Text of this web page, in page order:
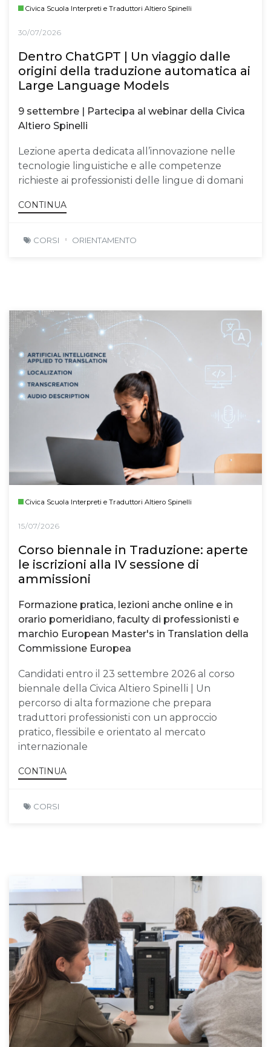
Civica Scuola Interpreti e Traduttori Altiero Spinelli
30/07/2026
Dentro ChatGPT | Un viaggio dalle
origini della traduzione automatica ai
Large Language Models
9 settembre | Partecipa al webinar della Civica
Altiero Spinelli
Lezione aperta dedicata all’innovazione nelle
tecnologie linguistiche e alle competenze
richieste ai professionisti delle lingue di domani
CONTINUA
CORSI ORIENTAMENTO
Civica Scuola Interpreti e Traduttori Altiero Spinelli
15/07/2026
Corso biennale in Traduzione: aperte
le iscrizioni alla IV sessione di
ammissioni
Formazione pratica, lezioni anche online e in
orario pomeridiano, faculty di professionisti e
marchio European Master's in Translation della
Commissione Europea
Candidati entro il 23 settembre 2026 al corso
biennale della Civica Altiero Spinelli | Un
percorso di alta formazione che prepara
traduttori professionisti con un approccio
pratico, flessibile e orientato al mercato
internazionale
CONTINUA
CORSI